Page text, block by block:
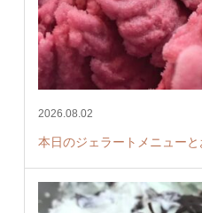
2026.08.02
本日のジェラートメニュー